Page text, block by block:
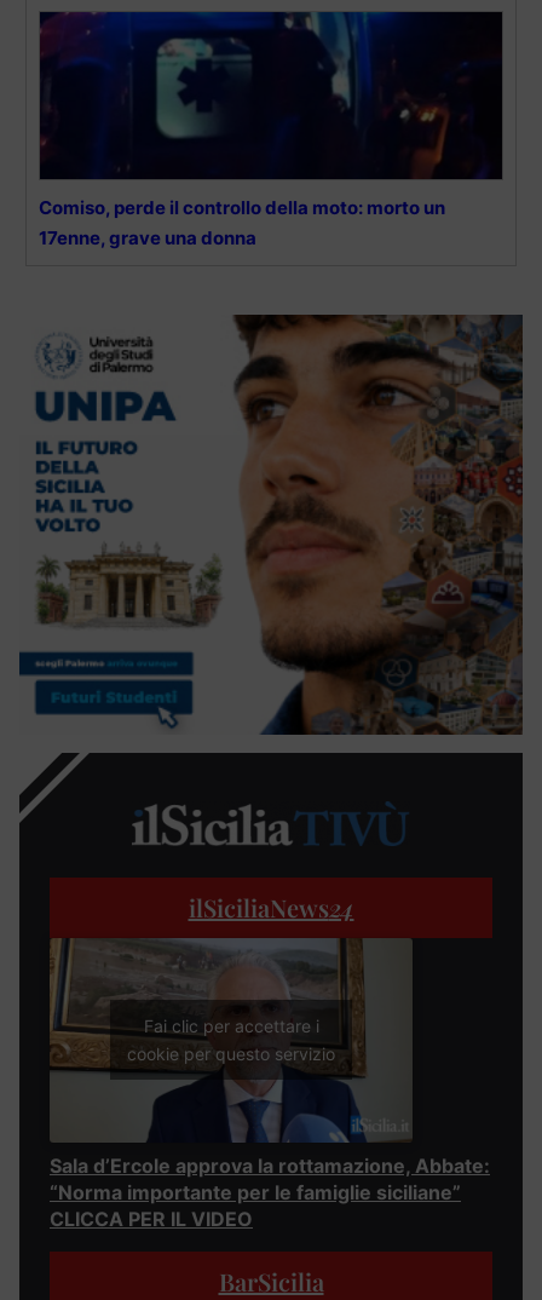
Comiso, perde il controllo della moto: morto un
17enne, grave una donna
ilSiciliaNews24
Fai clic per accettare i
cookie per questo servizio
Sala d’Ercole approva la rottamazione, Abbate:
“Norma importante per le famiglie siciliane”
CLICCA PER IL VIDEO
BarSicilia